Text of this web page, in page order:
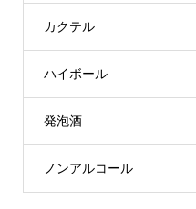
カクテル
ハイボール
発泡酒
ノンアルコール